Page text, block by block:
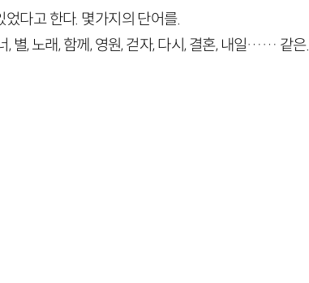
다고 한다. 몇가지의 단어를.
, 별, 노래, 함께, 영원, 걷자, 다시, 결혼, 내일…… 같은.